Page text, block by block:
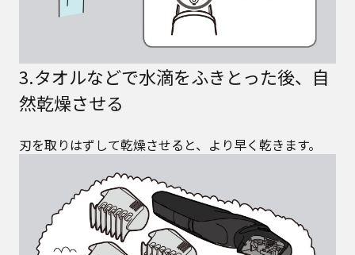
3.タオルなどで水滴をふきとった後、自
然乾燥させる
刃を取りはずして乾燥させると、より早く乾きます。